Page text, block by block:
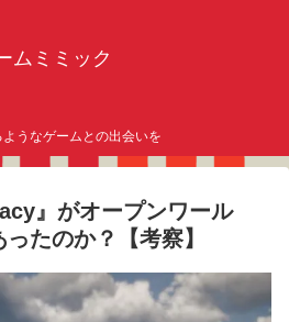
ムミミック
うなゲームとの出会いを
』がオープンワール
たのか？【考察】